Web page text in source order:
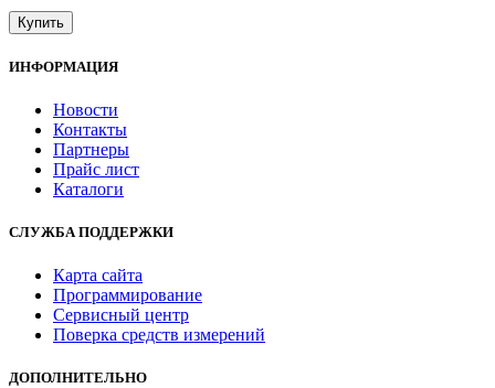
Купить
ИНФОРМАЦИЯ
Новости
Контакты
Партнеры
Прайс лист
Каталоги
СЛУЖБА ПОДДЕРЖКИ
Карта сайта
Программирование
Сервисный центр
Поверка средств измерений
ДОПОЛНИТЕЛЬНО